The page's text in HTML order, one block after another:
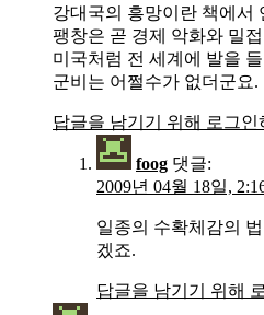
강대국의 흥망이란 책에서
팽창은 곧 경제 악화와 밀
미국처럼 전 세계에 발을
군비는 어쩔수가 없더군요.
답글을 남기기 위해 로그인
foog 댓글:
2009년 04월 18일,
일종의 수확체감의
겠죠.
답글을 남기기 위해